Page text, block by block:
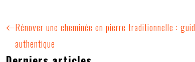
Rénover une cheminée en pierre traditionnelle :
authentique